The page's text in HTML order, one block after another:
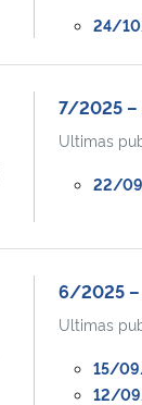
24/
7/2025 –
Ultimas
22/
6/2025 –
Ultimas
15/
12/